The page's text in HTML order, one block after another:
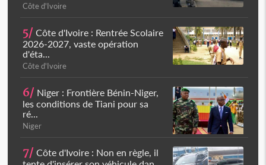
Côte d'Ivoire
5/ Côte d'Ivoire : Rentrée Scolaire
2026-2027, vaste opération
d'éta...
Côte d'Ivoire
6/ Niger : Frontière Bénin-Niger,
les conditions de Tiani pour sa
ré...
Niger
7/ Côte d'Ivoire : Non en règle, il